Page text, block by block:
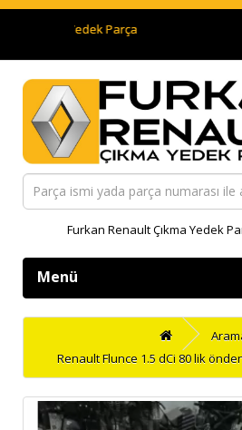
Çıkma Yedek Parça
Furkan Renault Çıkma Yedek
Menü
Renault Flunce 1.5 dCi 80 lik